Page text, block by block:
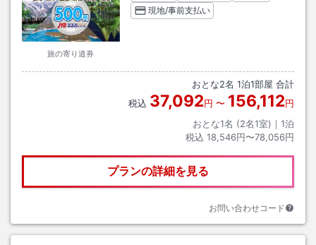
旅の寄り道券
現地/事前支払い
おとな2名 1泊1部屋 合計
税込 37,092円 〜 156,112円
おとな1名 (2名1室)｜ 1泊
税込 18,546円〜78,056円
プランの詳細を見る
お問い合わせコード